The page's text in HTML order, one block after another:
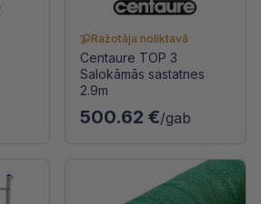
Ražotāja noliktavā
Centaure TOP 3
Salokāmās sastatnes
2.9m
500.62 €/gab